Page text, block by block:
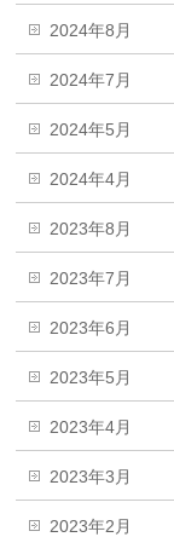
2024年8月
2024年7月
2024年5月
2024年4月
2023年8月
2023年7月
2023年6月
2023年5月
2023年4月
2023年3月
2023年2月